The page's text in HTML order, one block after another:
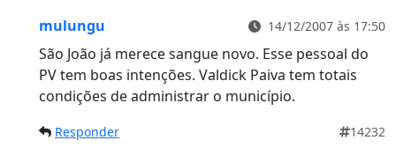
mulungu 14/12/2007 às 17:50
São João já merece sangue novo. Esse pessoal do
PV tem boas intenções. Valdick Paiva tem totais
condições de administrar o município.
Responder 14232